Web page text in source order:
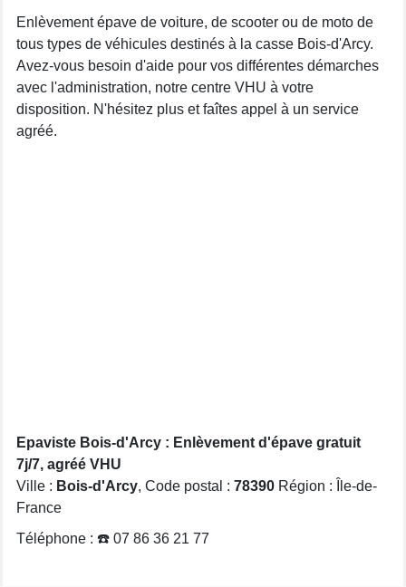
Enlèvement épave de voiture, de scooter ou de moto de
tous types de véhicules destinés à la casse Bois-d'Arcy.
Avez-vous besoin d'aide pour vos différentes démarches
avec l'administration, notre centre VHU à votre
disposition. N'hésitez plus et faîtes appel à un service
agréé.
Epaviste Bois-d'Arcy : Enlèvement d'épave gratuit
7j/7, agréé VHU
Ville : Bois-d'Arcy, Code postal : 78390 Région : Île-de-
France
Téléphone : ☎️ 07 86 36 21 77